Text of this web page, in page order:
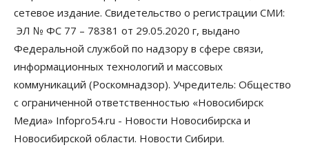
сетевое издание. Свидетельство о регистрации СМИ:
ЭЛ № ФС 77 – 78381 от 29.05.2020 г, выдано
Федеральной службой по надзору в сфере связи,
информационных технологий и массовых
коммуникаций (Роскомнадзор). Учредитель: Общество
с ограниченной ответственностью «Новосибирск
Медиа» Infopro54.ru - Новости Новосибирска и
Новосибирской области. Новости Сибири.